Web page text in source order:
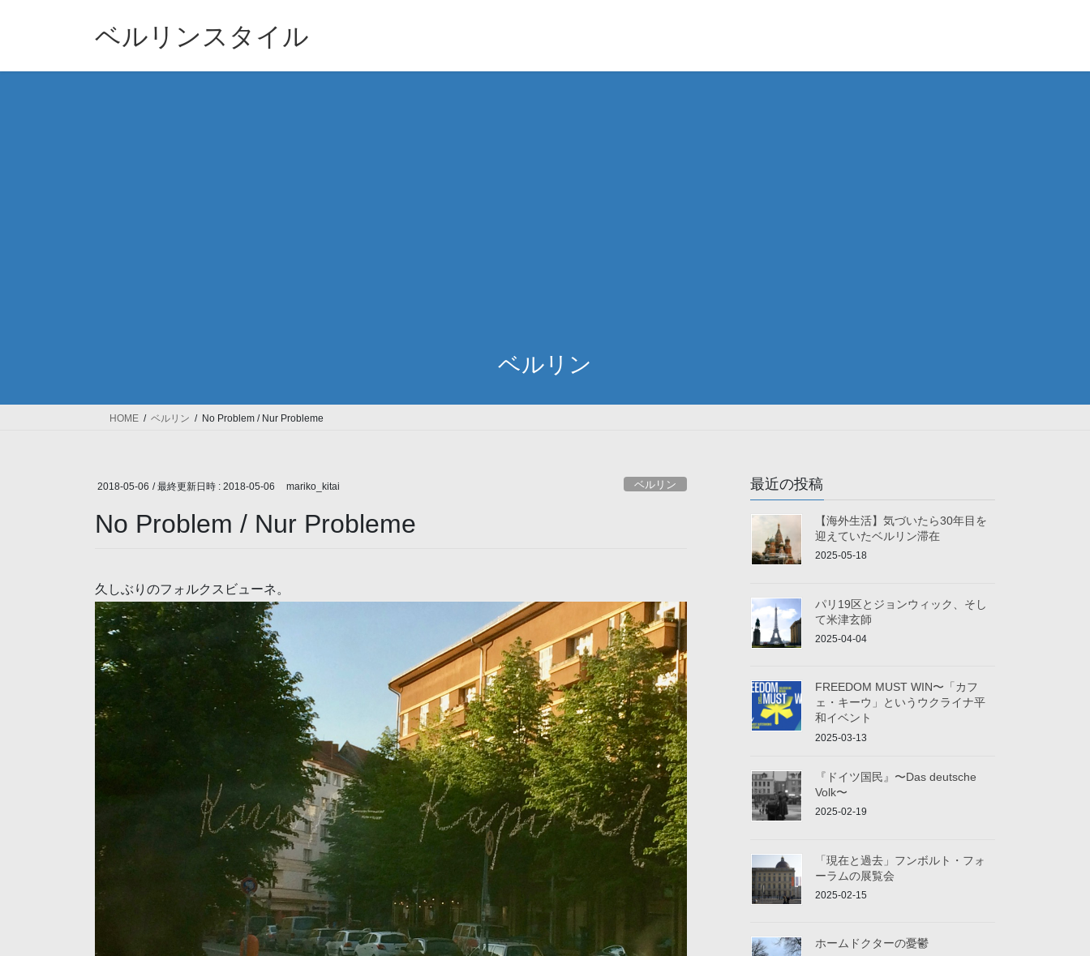
ベルリンスタイル
ベルリン
HOME ベルリン No Problem / Nur Probleme
2018-05-06 / 最終更新日時 : 2018-05-06 mariko_kitai ベルリン
No Problem / Nur Probleme
久しぶりのフォルクスビューネ。
最近の投稿
【海外生活】気づいたら30年目を
迎えていたベルリン滞在
2025-05-18
パリ19区とジョンウィック、そし
て米津玄師
2025-04-04
FREEDOM MUST WIN〜「カフ
ェ・キーウ」というウクライナ平
和イベント
2025-03-13
『ドイツ国民』〜Das deutsche
Volk〜
2025-02-19
「現在と過去」フンボルト・フォ
ーラムの展覧会
2025-02-15
ホームドクターの憂鬱